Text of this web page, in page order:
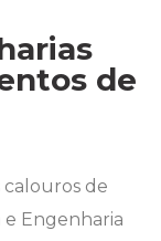
de
calouros de
e Engenharia